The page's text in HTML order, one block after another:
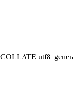
COLLATE